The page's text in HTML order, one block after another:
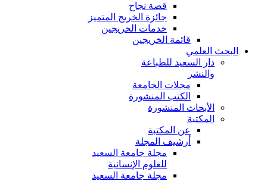
قصة نجاح
جائزة الخريج المتميز
خدمات الخريجين
قائمة الخريجين
البحث العلمي
دار السعيد للطباعة
والنشر
مجلات الجامعة
الكتب المنشورة
الأبحاث المنشورة
المكتبة
عن المكتبة
أرشيف المجلة
مجلة جامعة السعيد
للعلوم الإنسانية
مجلة جامعة السعيد